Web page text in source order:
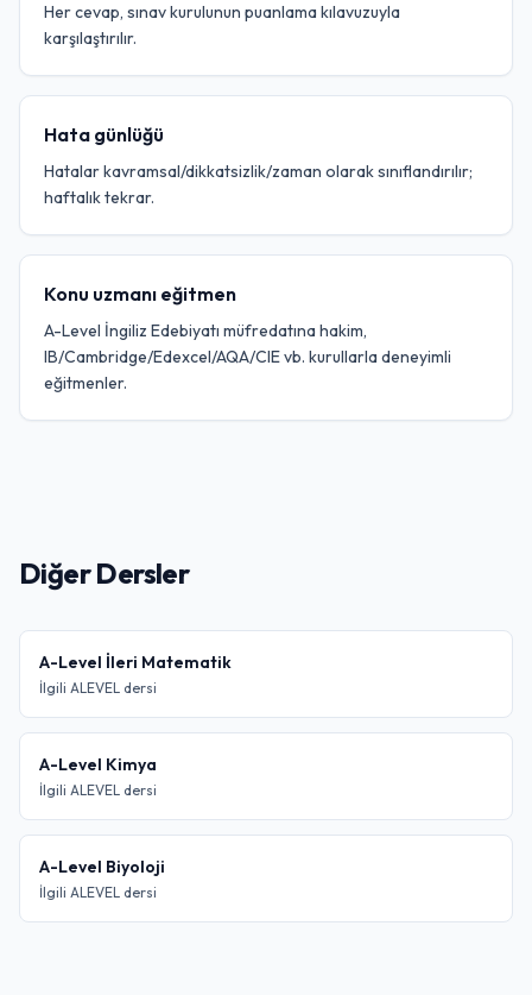
Her cevap, sınav kurulunun puanlama kılavuzuyla
karşılaştırılır.
Hata günlüğü
Hatalar kavramsal/dikkatsizlik/zaman olarak sınıflandırılır;
haftalık tekrar.
Konu uzmanı eğitmen
A-Level İngiliz Edebiyatı müfredatına hakim,
IB/Cambridge/Edexcel/AQA/CIE vb. kurullarla deneyimli
eğitmenler.
Diğer Dersler
A-Level İleri Matematik
İlgili ALEVEL dersi
A-Level Kimya
İlgili ALEVEL dersi
A-Level Biyoloji
İlgili ALEVEL dersi